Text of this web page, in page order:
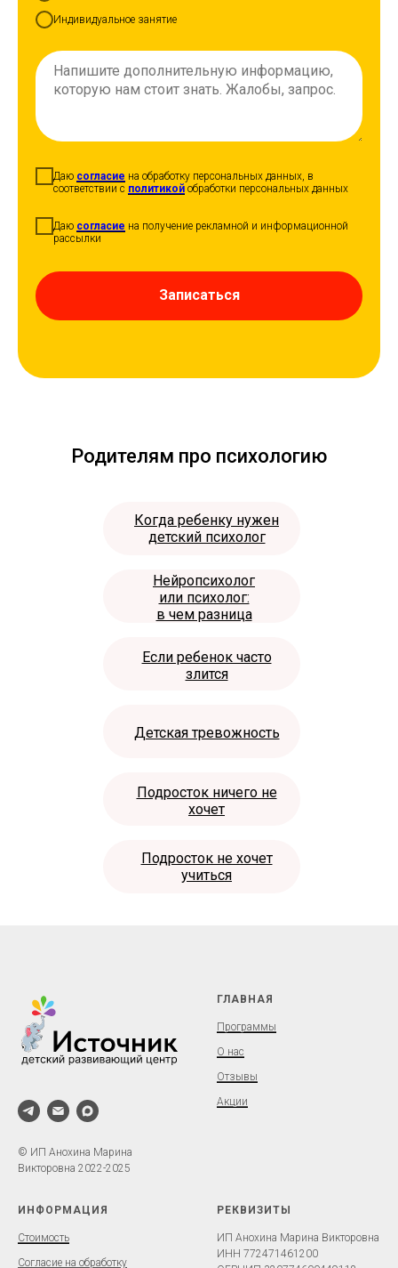
Индивидуальное занятие
Даю согласие на обработку персональных данных, в
соответствии с политикой обработки персональных данных
Даю согласие на получение рекламной и информационной
рассылки
Записаться
Родителям про психологию
Нейропсихолог
или психолог:
в чем разница
Когда ребенку нужен
детский психолог
Если ребенок часто
злится
Детская тревожность
Подросток ничего не
хочет
Подросток не хочет
учиться
© ИП Анохина Марина
Викторовна 2022-2025
ГЛАВНАЯ
Программы
О нас
Отзывы
Акции
ИНФОРМАЦИЯ
Стоимость
Согласие на обработку
РЕКВИЗИТЫ
ИП Анохина Марина Викторовна
ИНН 772471461200